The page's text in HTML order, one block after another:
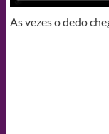
As vezes o dedo